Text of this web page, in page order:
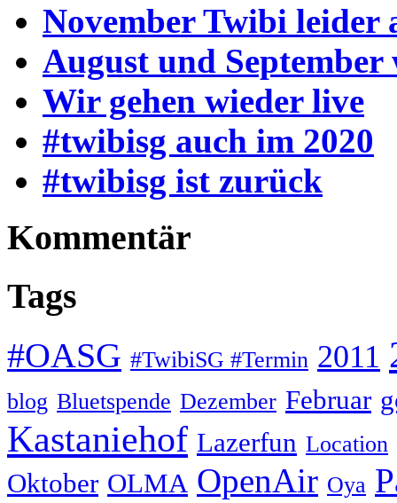
November Twibi leider
August und
Wir gehen wieder live
#twibisg auch im 2020
#twibisg ist zurück
Kommentär
Tags
#OASG #TwibiSG #Termin 2011
blog Bluetspende Dezember Februar
Kastaniehof Lazerfun Location
Oktober OLMA OpenAir Oya